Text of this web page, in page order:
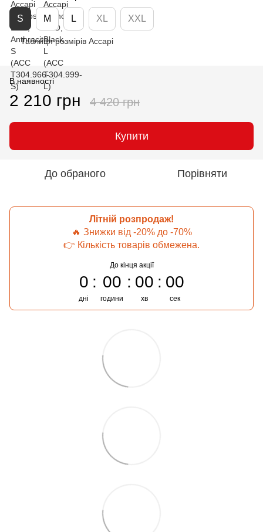
S M L XL XXL
Таблиця розмірів Accapi
В наявності
2 210 грн 4 420 грн
Купити
До обраного Порівняти
Літній розпродаж!
🔥 Знижки від -20% до -70%
👉 Кількість товарів обмежена.
До кінця акції
0
дні
00
години
00
хв
00
сек